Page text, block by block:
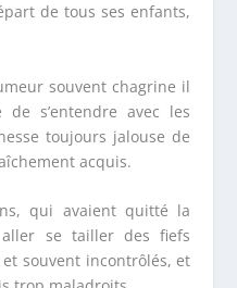
de tous ses enfants,
souvent chagrine il
s’entendre avec les
toujours jalouse de
acquis.
qui avaient quitté la
se tailler des fiefs
souvent incontrôlés, et